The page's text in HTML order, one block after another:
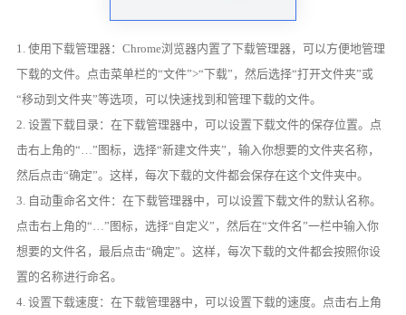
1. 使用下载管理器：Chrome浏览器内置了下载管理器，可以方便地管理
下载的文件。点击菜单栏的“文件”>“下载”，然后选择“打开文件夹”或
“移动到文件夹”等选项，可以快速找到和管理下载的文件。
2. 设置下载目录：在下载管理器中，可以设置下载文件的保存位置。点
击右上角的“…”图标，选择“新建文件夹”，输入你想要的文件夹名称，
然后点击“确定”。这样，每次下载的文件都会保存在这个文件夹中。
3. 自动重命名文件：在下载管理器中，可以设置下载文件的默认名称。
点击右上角的“…”图标，选择“自定义”，然后在“文件名”一栏中输入你
想要的文件名，最后点击“确定”。这样，每次下载的文件都会按照你设
置的名称进行命名。
4. 设置下载速度：在下载管理器中，可以设置下载的速度。点击右上角